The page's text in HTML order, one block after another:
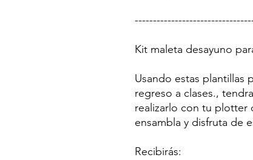
Kit maleta desayuno
Usando estas plantillas
regreso a clases.,
realizarlo con tu plotter
ensambla y disfruta de
Recibirás: